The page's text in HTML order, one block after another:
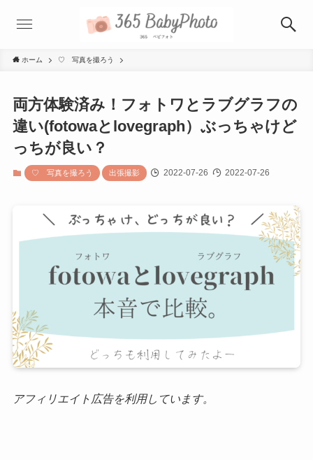
ホーム ♡ 写真を撮ろう
両方体験済み！フォトワとラブグラフの
違い(fotowaとlovegraph）ぶっちゃけど
っちが良い？
♡ 写真を撮ろう 出張撮影 2022-07-26 2022-07-26
アフィリエイト広告を利用しています。